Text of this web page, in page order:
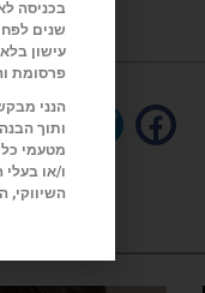
עישון בלא
פרסומת
הנני
ותוך
מטעמי כל
ו/או
השיווקי,